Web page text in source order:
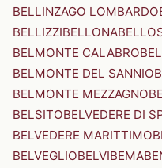
BELLINZAGO LOMBARDO
BELLIZZIBELLONA
BELMONTE CALABRO
BELMONTE DEL SANNIO
BELMONTE MEZZAGNO
BELSITOBELVEDERE DI
BELVEDERE MARITTIMO
BELVEGLIOBELVIBEMA